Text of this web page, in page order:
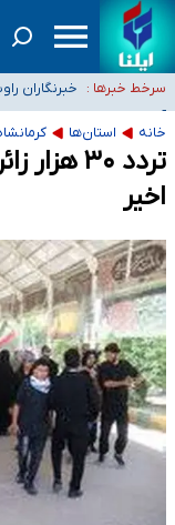
سرخط خبرها :
تعویق آزمون ورودی
جغرافیای نظامی دافوس آجا
خبرنگاران
آخرین
کرمان بالاتر
هیچ پرستاری بازداشت یا
ثبت‌نام بخش عمده
باقی‌مانده در دبی متناسب
خانه استان‌ها
اخیر